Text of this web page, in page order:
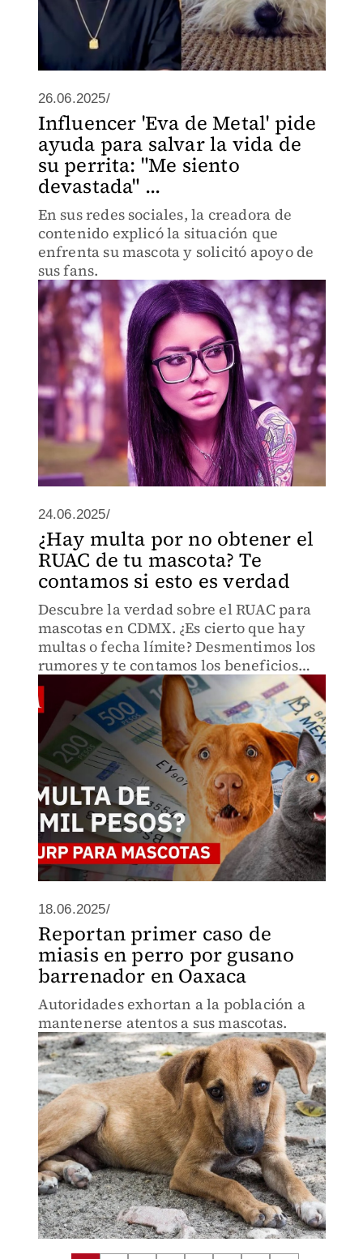
26.06.2025/
Influencer 'Eva de Metal' pide
ayuda para salvar la vida de
su perrita: "Me siento
devastada" ...
En sus redes sociales, la creadora de
contenido explicó la situación que
enfrenta su mascota y solicitó apoyo de
sus fans.
24.06.2025/
¿Hay multa por no obtener el
RUAC de tu mascota? Te
contamos si esto es verdad
Descubre la verdad sobre el RUAC para
mascotas en CDMX. ¿Es cierto que hay
multas o fecha límite? Desmentimos los
rumores y te contamos los beneficios
reales de la "CURP" para tu perro o gato.
¡Registro gratuito y sencillo!
18.06.2025/
Reportan primer caso de
miasis en perro por gusano
barrenador en Oaxaca
Autoridades exhortan a la población a
mantenerse atentos a sus mascotas.